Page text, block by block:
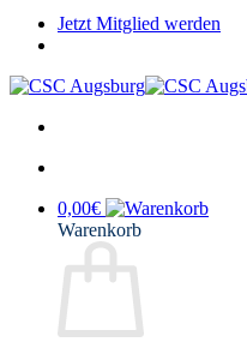
Jetzt Mitglied werden
0,00€
Warenkorb